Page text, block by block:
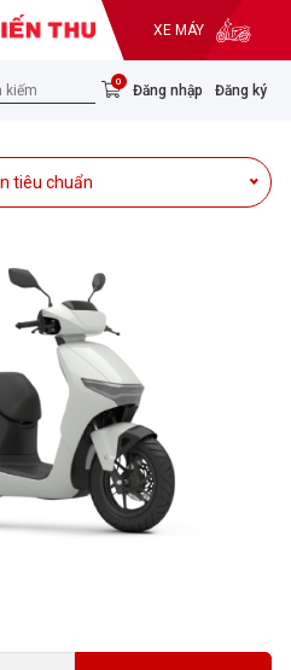
XE MÁY
0
Đăng nhập Đăng ký
tiêu chuẩn